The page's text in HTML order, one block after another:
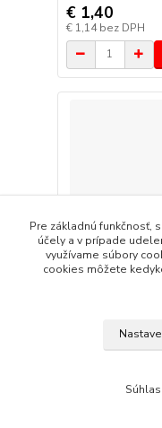
€ 1,40
€ 1,14bez DPH
Pre základnú funkčnosť,
účely a v prípade
využívame súbory
cookies môžete